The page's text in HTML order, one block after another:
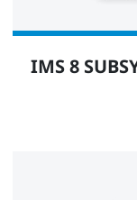
IMS 8